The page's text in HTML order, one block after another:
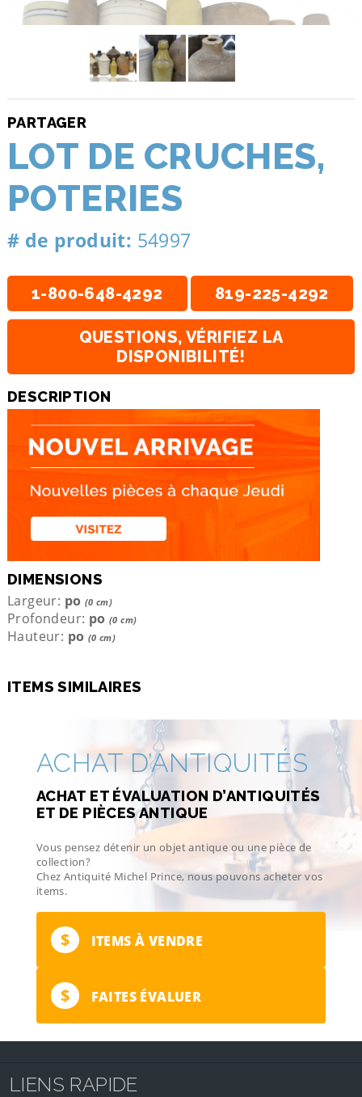
PARTAGER
LOT DE CRUCHES,
POTERIES
# de produit: 54997
1-800-648-4292 819-225-4292
QUESTIONS, VÉRIFIEZ LA
DISPONIBILITÉ!
DESCRIPTION
DIMENSIONS
Largeur: po (0 cm)
Profondeur: po (0 cm)
Hauteur: po (0 cm)
ITEMS SIMILAIRES
ACHAT D’ANTIQUITÉS
ACHAT ET ÉVALUATION D’ANTIQUITÉS
ET DE PIÈCES ANTIQUE
Vous pensez détenir un objet antique ou une pièce de
collection?
Chez Antiquité Michel Prince, nous pouvons acheter vos
items.
$ ITEMS À VENDRE
$ FAITES ÉVALUER
LIENS RAPIDE